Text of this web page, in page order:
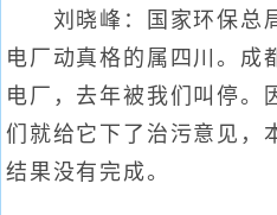
刘晓峰：国家环保总
电厂动真格的属四川。成
电厂，去年被我们叫停。
们就给它下了治污意见，
结果没有完成。